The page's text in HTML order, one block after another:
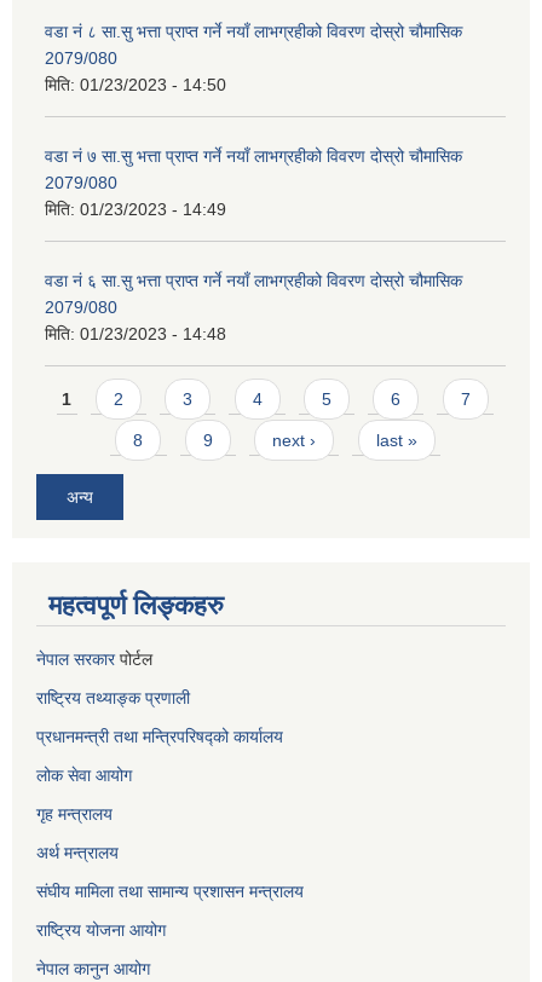
वडा नं ८ सा.सु भत्ता प्राप्त गर्ने नयाँ लाभग्रहीको विवरण दोस्रो चौमासिक
2079/080
मिति: 01/23/2023 - 14:50
वडा नं ७ सा.सु भत्ता प्राप्त गर्ने नयाँ लाभग्रहीको विवरण दोस्रो चौमासिक
2079/080
मिति: 01/23/2023 - 14:49
वडा नं ६ सा.सु भत्ता प्राप्त गर्ने नयाँ लाभग्रहीको विवरण दोस्रो चौमासिक
2079/080
मिति: 01/23/2023 - 14:48
Pages
1 2 3 4 5 6 7
8 9 next › last »
अन्य
महत्वपूर्ण लिङ्कहरु
नेपाल सरकारपोर्टल
राष्ट्रिय तथ्याङ्क प्रणाली
प्रधानमन्त्री तथा मन्त्रिपरिषद्को कार्यालय
लोक सेवाआयोग
गृह मन्त्रालय
अर्थ मन्त्रालय
संघीय मामिला तथा सामान्य प्रशासन मन्त्रालय
राष्ट्रिय योजना आयोग
नेपाल कानुन आयोग